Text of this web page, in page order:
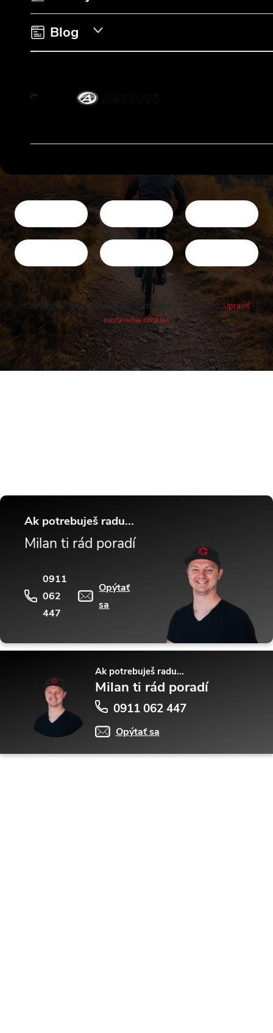
Blog
Vytvoril Shoptet
Copyright 2026 Cykloshop.sk. Všetky práva vyhradené.Upraviť
nastavenie cookies
Ak potrebuješ radu...
Milan ti rád poradí
0911
062
447
Opýtať
sa
Ak potrebuješ radu...
Milan ti rád poradí
0911 062 447
Opýtať sa